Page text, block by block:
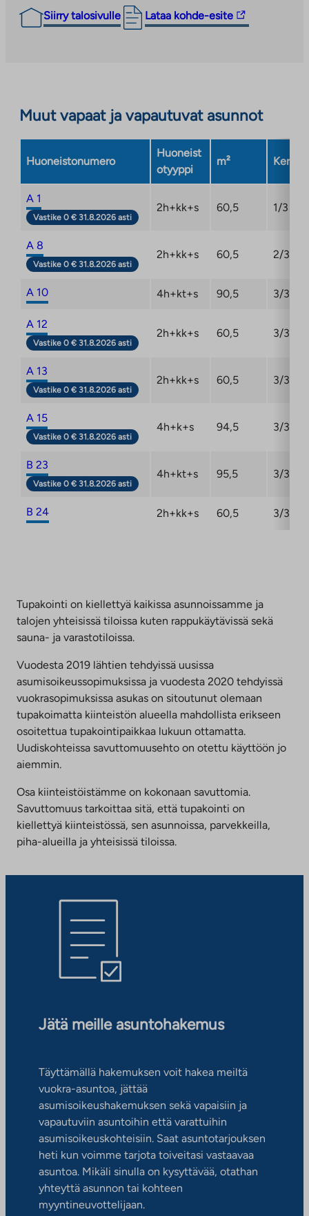
Siirry talosivulle Lataa kohde-esite
Linkki
uuteen
Muut vapaat ja vapautuvat asunnot
Huoneistonumero
Huoneist
otyyppi
m² Kerros
A 1
Vastike 0 € 31.8.2026 asti
2h+kk+s 60,5 1/3
A 8
Vastike 0 € 31.8.2026 asti
2h+kk+s 60,5 2/3
A 10 4h+kt+s 90,5 3/3
A 12
Vastike 0 € 31.8.2026 asti
2h+kk+s 60,5 3/3
A 13
Vastike 0 € 31.8.2026 asti
2h+kk+s 60,5 3/3
A 15
Vastike 0 € 31.8.2026 asti
4h+k+s 94,5 3/3
B 23
Vastike 0 € 31.8.2026 asti
4h+kt+s 95,5 3/3
B 24 2h+kk+s 60,5 3/3
Tupakointi on kiellettyä kaikissa asunnoissamme ja
talojen yhteisissä tiloissa kuten rappukäytävissä sekä
sauna- ja varastotiloissa.
Vuodesta 2019 lähtien tehdyissä uusissa
asumisoikeussopimuksissa ja vuodesta 2020 tehdyissä
vuokrasopimuksissa asukas on sitoutunut olemaan
tupakoimatta kiinteistön alueella mahdollista erikseen
osoitettua tupakointipaikkaa lukuun ottamatta.
Uudiskohteissa savuttomuusehto on otettu käyttöön jo
aiemmin.
Osa kiinteistöistämme on kokonaan savuttomia.
Savuttomuus tarkoittaa sitä, että tupakointi on
kiellettyä kiinteistössä, sen asunnoissa, parvekkeilla,
piha-alueilla ja yhteisissä tiloissa.
Jätä meille asuntohakemus
Täyttämällä hakemuksen voit hakea meiltä
vuokra-asuntoa, jättää
asumisoikeushakemuksen sekä vapaisiin ja
vapautuviin asuntoihin että varattuihin
asumisoikeuskohteisiin. Saat asuntotarjouksen
heti kun voimme tarjota toiveitasi vastaavaa
asuntoa. Mikäli sinulla on kysyttävää, otathan
yhteyttä asunnon tai kohteen
myyntineuvottelijaan.